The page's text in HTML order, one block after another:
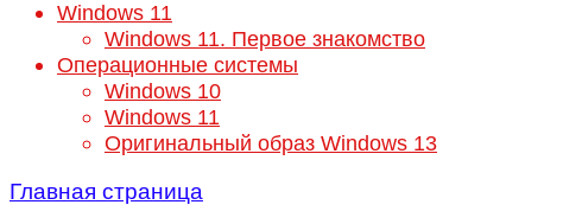
Windows 11
Windows 11. Первое знакомство
Операционные системы
Windows 10
Windows 11
Оригинальный образ Windows 13
Главная страница